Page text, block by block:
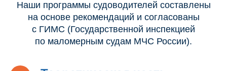
Наши программы судоводителей составлены
на основе рекомендаций и согласованы
с ГИМС (Государственной инспекцией
по маломерным судам МЧС России).